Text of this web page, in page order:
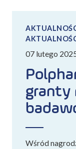
granty
07 lutego
Wśród